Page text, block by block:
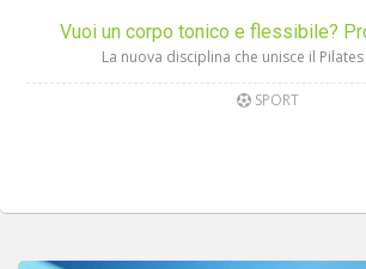
Vuoi un corpo tonico e flessibile?
La nuova disciplina che unisce il
SPORT